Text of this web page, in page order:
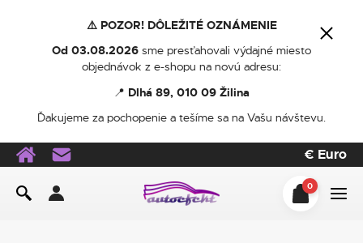
⚠️ POZOR! DÔLEŽITÉ OZNÁMENIE
Od 03.08.2026 sme presťahovali výdajné miesto
objednávok z e-shopu na novú adresu:
📍 Dlhá 89, 010 09 Žilina
Ďakujeme za pochopenie a tešíme sa na Vašu návštevu.
€ Euro
0